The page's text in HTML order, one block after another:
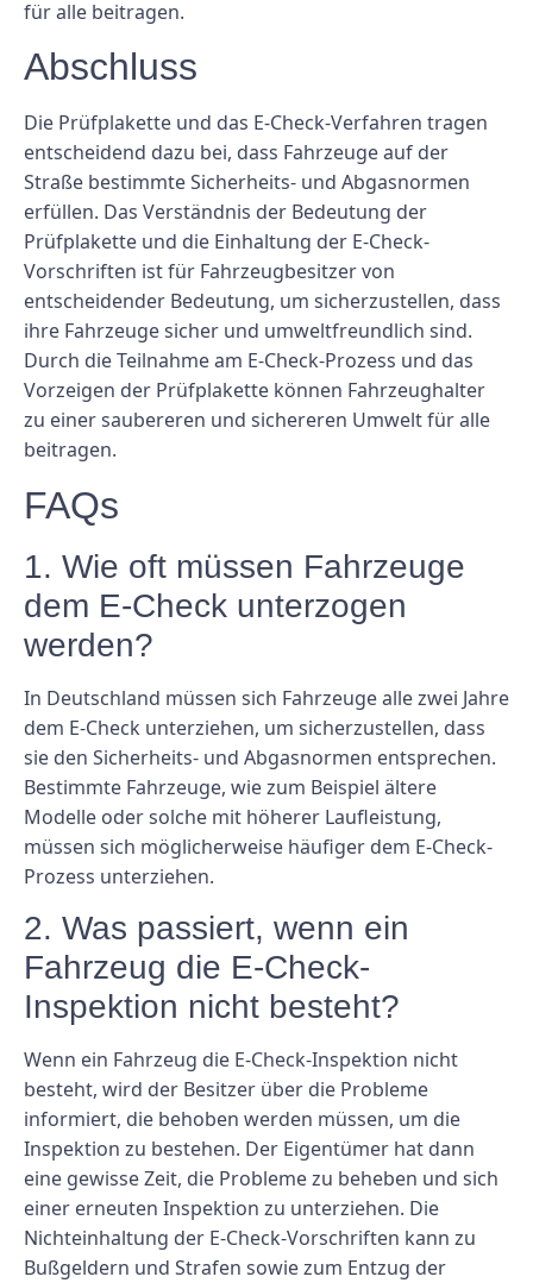
für alle beitragen.
Abschluss
Die Prüfplakette und das E-Check-Verfahren tragen
entscheidend dazu bei, dass Fahrzeuge auf der
Straße bestimmte Sicherheits- und Abgasnormen
erfüllen. Das Verständnis der Bedeutung der
Prüfplakette und die Einhaltung der E-Check-
Vorschriften ist für Fahrzeugbesitzer von
entscheidender Bedeutung, um sicherzustellen, dass
ihre Fahrzeuge sicher und umweltfreundlich sind.
Durch die Teilnahme am E-Check-Prozess und das
Vorzeigen der Prüfplakette können Fahrzeughalter
zu einer saubereren und sichereren Umwelt für alle
beitragen.
FAQs
1. Wie oft müssen Fahrzeuge
dem E-Check unterzogen
werden?
In Deutschland müssen sich Fahrzeuge alle zwei Jahre
dem E-Check unterziehen, um sicherzustellen, dass
sie den Sicherheits- und Abgasnormen entsprechen.
Bestimmte Fahrzeuge, wie zum Beispiel ältere
Modelle oder solche mit höherer Laufleistung,
müssen sich möglicherweise häufiger dem E-Check-
Prozess unterziehen.
2. Was passiert, wenn ein
Fahrzeug die E-Check-
Inspektion nicht besteht?
Wenn ein Fahrzeug die E-Check-Inspektion nicht
besteht, wird der Besitzer über die Probleme
informiert, die behoben werden müssen, um die
Inspektion zu bestehen. Der Eigentümer hat dann
eine gewisse Zeit, die Probleme zu beheben und sich
einer erneuten Inspektion zu unterziehen. Die
Nichteinhaltung der E-Check-Vorschriften kann zu
Bußgeldern und Strafen sowie zum Entzug der